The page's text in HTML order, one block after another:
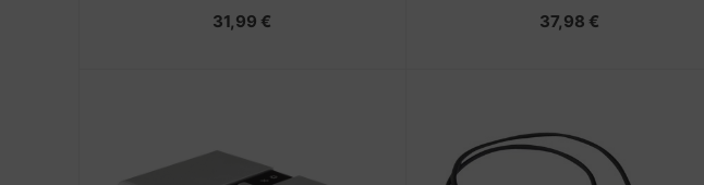
31,99 € 37,98 €